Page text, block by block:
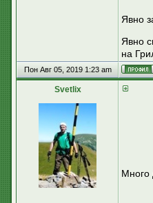
Явно
Явно
на
Пон Авг 05, 2019 1:23 am
Svetlix
Много